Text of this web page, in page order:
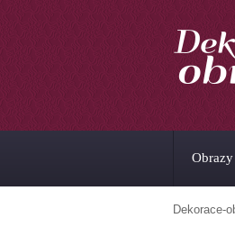
Dekorace-